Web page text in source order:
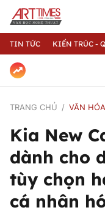
TIN TỨC KIẾN TRÚC -
TRANG CHỦ VĂN
Kia New
dành cho
tùy chọn
cá nhân